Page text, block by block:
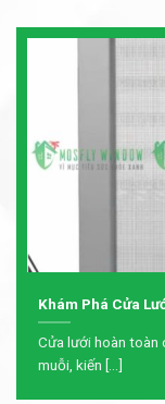
Khám Phá Cửa
Cửa lưới hoàn toàn
muỗi, kiến [...]